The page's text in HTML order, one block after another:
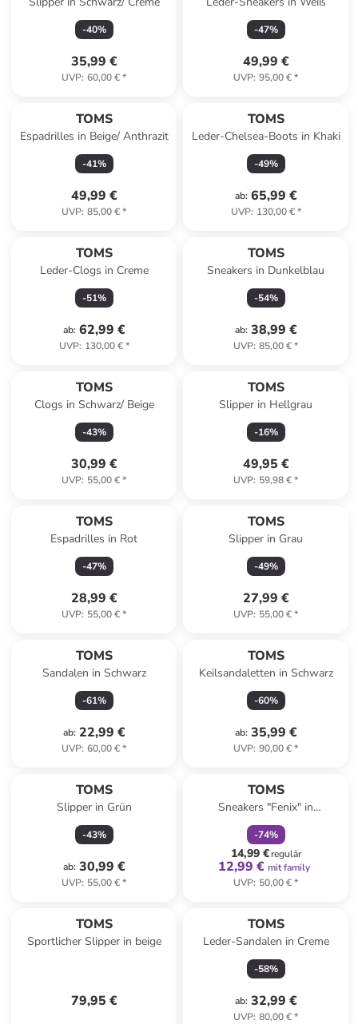
-40%
35,99 €
UVP: 60,00 €*
-47%
49,99 €
UVP: 95,00 €*
TOMS
Espadrilles in Beige/ Anthrazit
-41%
49,99 €
UVP: 85,00 €*
TOMS
Leder-Chelsea-Boots in Khaki
-49%
ab: 65,99 €
UVP: 130,00 €*
TOMS
Leder-Clogs in Creme
-51%
ab: 62,99 €
UVP: 130,00 €*
TOMS
Sneakers in Dunkelblau
-54%
ab: 38,99 €
UVP: 85,00 €*
TOMS
Clogs in Schwarz/ Beige
-43%
30,99 €
UVP: 55,00 €*
TOMS
Slipper in Hellgrau
-16%
49,95 €
UVP: 59,98 €*
TOMS
Espadrilles in Rot
-47%
28,99 €
UVP: 55,00 €*
TOMS
Slipper in Grau
-49%
27,99 €
UVP: 55,00 €*
TOMS
Sandalen in Schwarz
-61%
ab: 22,99 €
UVP: 60,00 €*
TOMS
Keilsandaletten in Schwarz
-60%
ab: 35,99 €
UVP: 90,00 €*
TOMS
Slipper in Grün
-43%
ab: 30,99 €
UVP: 55,00 €*
TOMS
Sneakers "Fenix" in
Dunkelblau
-74%
14,99 €regulär
12,99 € mit family
UVP: 50,00 €*
TOMS
Sportlicher Slipper in beige
79,95 €
TOMS
Leder-Sandalen in Creme
-58%
ab: 32,99 €
UVP: 80,00 €*